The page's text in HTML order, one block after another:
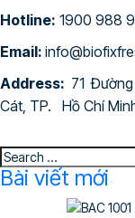
Hotline: 1900 988
Email:
Address: 71
Cát, TP. Hồ Chí
Bài viết mới